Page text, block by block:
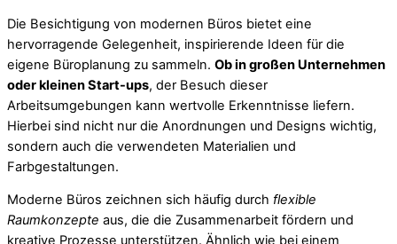
Die Besichtigung von modernen Büros bietet eine
hervorragende Gelegenheit, inspirierende Ideen für die
eigene Büroplanung zu sammeln. Ob in großen Unternehmen
oder kleinen Start-ups, der Besuch dieser
Arbeitsumgebungen kann wertvolle Erkenntnisse liefern.
Hierbei sind nicht nur die Anordnungen und Designs wichtig,
sondern auch die verwendeten Materialien und
Farbgestaltungen.
Moderne Büros zeichnen sich häufig durch flexible
Raumkonzepte aus, die die Zusammenarbeit fördern und